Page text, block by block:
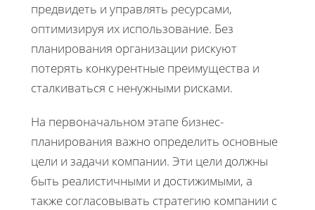
предвидеть и управлять ресурсами,
оптимизируя их использование. Без
планирования организации рискуют
потерять конкурентные преимущества и
сталкиваться с ненужными рисками.
На первоначальном этапе бизнес-
планирования важно определить основные
цели и задачи компании. Эти цели должны
быть реалистичными и достижимыми, а
также согласовывать стратегию компании с